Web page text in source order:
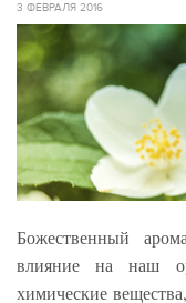
3 ФЕВРАЛЯ 2016
Божественный
влияние на наш
химические